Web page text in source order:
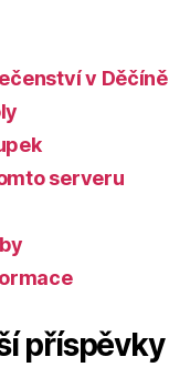
v Děčíně
serveru
příspěvky